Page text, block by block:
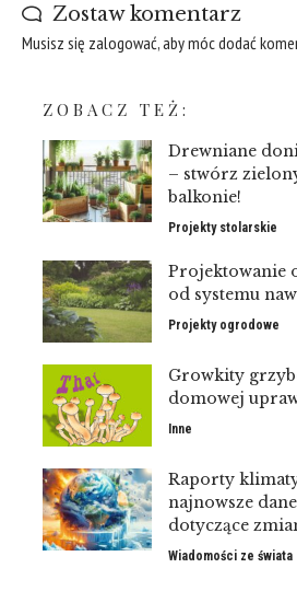
Zostaw komentarz
Musisz się zalogować, aby móc dodać
ZOBACZ TEŻ:
Drewniane
– stwórz
balkonie!
Projekty stolarskie
Projektowanie
od systemu
Projekty ogrodowe
Growkity
domowej
Inne
Raporty
najnowsze
dotyczące
Wiadomości ze świata